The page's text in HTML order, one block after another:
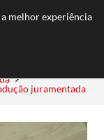
CONTATO
juramentada
melhor experiência